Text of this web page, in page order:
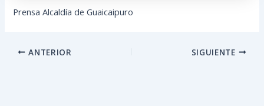
Prensa Alcaldía de Guaicaipuro
ANTERIOR SIGUIENTE